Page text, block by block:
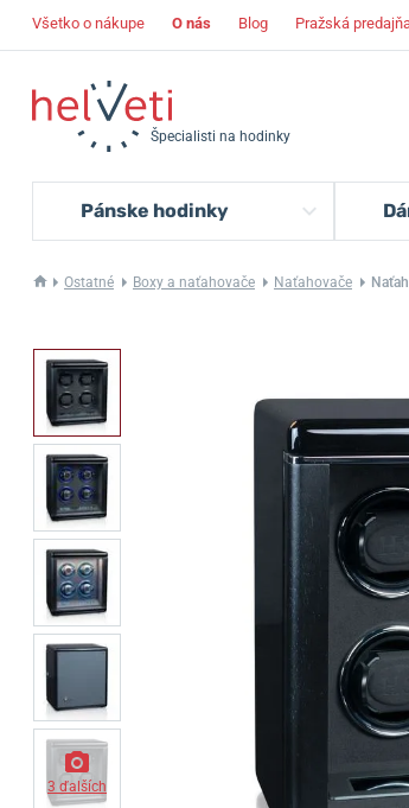
Všetko o nákupe O nás Blog Pražská
Špecialisti na hodinky
Pánske hodinky
Ostatné Boxy a naťahovače Naťahovače
3 ďalších